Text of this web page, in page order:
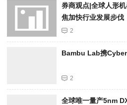
券商观点|全球人形
焦加快行业发展步伐
2
Bambu Lab携
2
全球唯一量产5nm